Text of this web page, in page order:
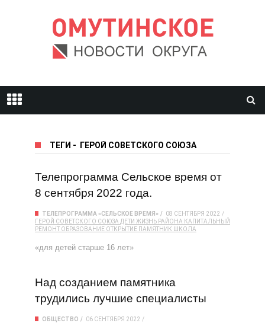
ТЕГИ - ГЕРОЙ СОВЕТСКОГО СОЮЗА
Телепрограмма Сельское время от
8 сентября 2022 года.
ТЕЛЕПРОГРАММА «СЕЛЬСКОЕ ВРЕМЯ»
08 СЕНТЯБРЯ 2022
ГЕРОЙ СОВЕТСКОГО СОЮЗА ДЕТИ ЖИЗНЬ РАЙОНА КАПИТАЛЬНЫЙ
РЕМОНТ ОБРАЗОВАНИЕ ОТКРЫТИЕ ПАМЯТНИК ШКОЛА
«для детей старше 16 лет»
Над созданием памятника
трудились лучшие специалисты
ОБЩЕСТВО
06 СЕНТЯБРЯ 2022